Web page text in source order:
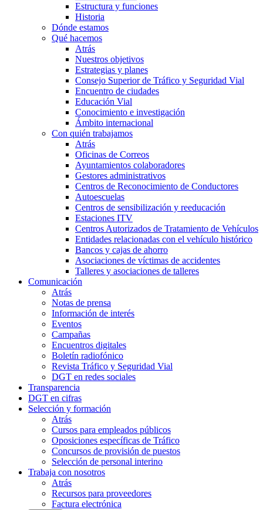
Estructura y funciones
Historia
Dónde estamos
Qué hacemos
Atrás
Nuestros objetivos
Estrategias y planes
Consejo Superior de Tráfico y Seguridad Vial
Encuentro de ciudades
Educación Vial
Conocimiento e investigación
Ámbito internacional
Con quién trabajamos
Atrás
Oficinas de Correos
Ayuntamientos colaboradores
Gestores administrativos
Centros de Reconocimiento de Conductores
Autoescuelas
Centros de sensibilización y reeducación
Estaciones ITV
Centros Autorizados de Tratamiento de Vehículos
Entidades relacionadas con el vehículo histórico
Bancos y cajas de ahorro
Asociaciones de víctimas de accidentes
Talleres y asociaciones de talleres
Comunicación
Atrás
Notas de prensa
Información de interés
Eventos
Campañas
Encuentros digitales
Boletín radiofónico
Revista Tráfico y Seguridad Vial
DGT en redes sociales
Transparencia
DGT en cifras
Selección y formación
Atrás
Cursos para empleados públicos
Oposiciones específicas de Tráfico
Concursos de provisión de puestos
Selección de personal interino
Trabaja con nosotros
Atrás
Recursos para proveedores
Factura electrónica